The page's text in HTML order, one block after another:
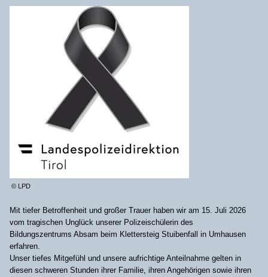
© LPD
Mit tiefer Betroffenheit und großer Trauer haben wir am 15. Juli 2026
vom tragischen Unglück unserer Polizeischülerin des
Bildungszentrums Absam beim Klettersteig Stuibenfall in Umhausen
erfahren.
Unser tiefes Mitgefühl und unsere aufrichtige Anteilnahme gelten in
diesen schweren Stunden ihrer Familie, ihren Angehörigen sowie ihren